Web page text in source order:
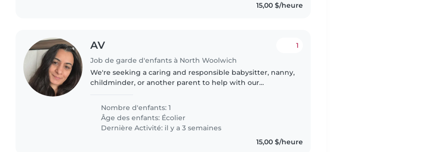
15,00 $/heure
AV
Job de garde d'enfants à North Woolwich
1
We're seeking a caring and responsible babysitter, nanny,
childminder, or another parent to help with our
Nombre d'enfants: 1
Âge des enfants: Écolier
Dernière Activité: il y a 3 semaines
15,00 $/heure